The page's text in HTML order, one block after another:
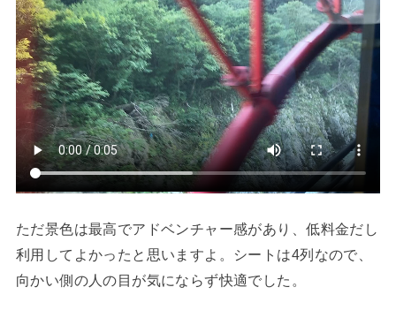
ただ景色は最高でアドベンチャー感があり、低料金だし
利用してよかったと思いますよ。シートは4列なので、
向かい側の人の目が気にならず快適でした。